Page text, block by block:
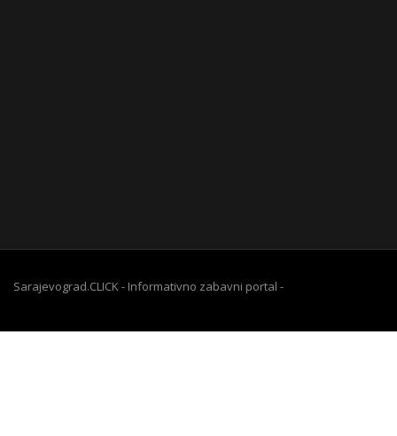
Sarajevograd.CLICK - Informativno zabavni portal -